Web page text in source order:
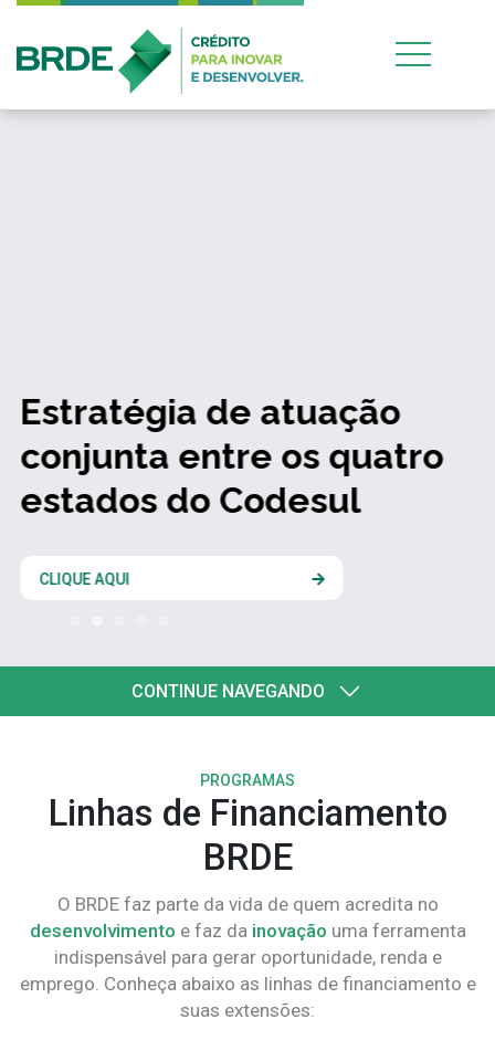
Estratégia de atuação
conjunta entre os quatro
estados do Codesul
CLIQUE AQUI
CONTINUE NAVEGANDO
PROGRAMAS
Linhas de Financiamento
BRDE
O BRDE faz parte da vida de quem acredita no
desenvolvimento e faz da inovação uma ferramenta
indispensável para gerar oportunidade, renda e
emprego. Conheça abaixo as linhas de financiamento e
suas extensões: